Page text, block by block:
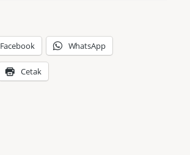
Facebook WhatsApp
Cetak